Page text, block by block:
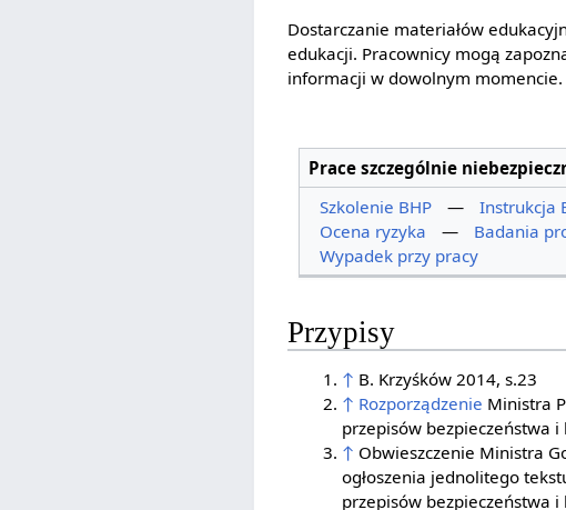
Dostarczanie materiałów
edukacji. Pracownicy mogą
informacji w dowolnym momencie.
Prace szczególnie
Szkolenie BHP
— Instrukcja
Ocena ryzyka
— Badania
Wypadek przy pracy
Przypisy
↑ B. Krzyśków 2014, s.23
↑ Rozporządzenie Ministra
przepisów bezpieczeństwa
↑ Obwieszczenie Ministra
ogłoszenia jednolitego
przepisów bezpieczeństwa